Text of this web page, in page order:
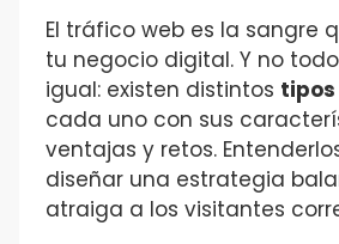
El tráfico web es la sangre
tu negocio digital. Y no
igual: existen distintos
cada uno con sus
ventajas y retos.
diseñar una estrategia
atraiga a los visitantes